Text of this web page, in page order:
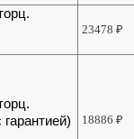
23478₽
18886₽